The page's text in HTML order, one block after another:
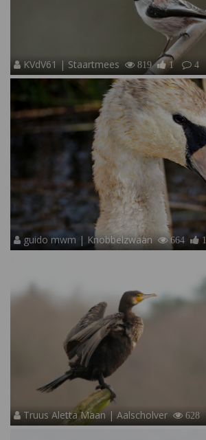
KVdV61 | Staartmees 819 1 4
guido mwm | Knobbelzwaan 664 1
Truus Aletta Maan | Aalscholver 628